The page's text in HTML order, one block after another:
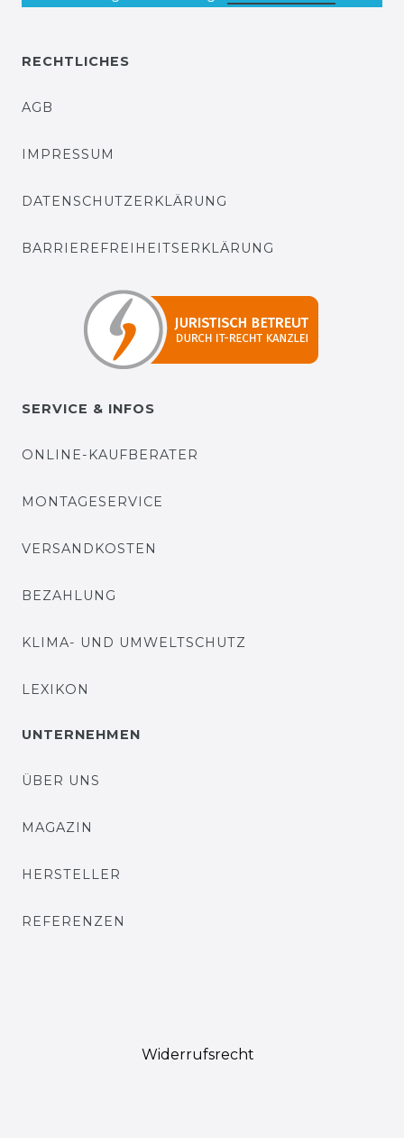
RECHTLICHES
AGB
IMPRESSUM
DATENSCHUTZERKLÄRUNG
BARRIEREFREIHEITSERKLÄRUNG
SERVICE & INFOS
ONLINE-KAUFBERATER
MONTAGESERVICE
VERSANDKOSTEN
BEZAHLUNG
KLIMA- UND UMWELTSCHUTZ
LEXIKON
UNTERNEHMEN
ÜBER UNS
MAGAZIN
HERSTELLER
REFERENZEN
Widerrufs­recht